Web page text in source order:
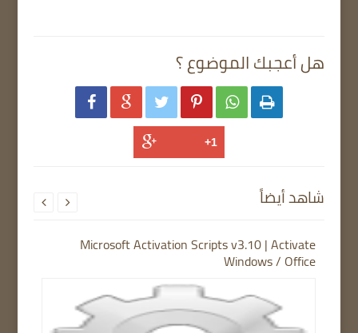
هل أعجبك الموضوع ؟
     
شاهد أيضاً
Microsoft Activation Scripts v3.10 | Activate
Windows / Office
 